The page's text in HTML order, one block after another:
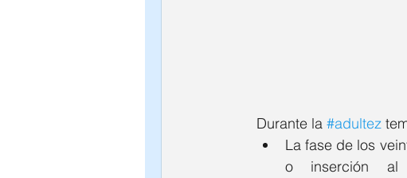
Durante la #adultez
La fase de los